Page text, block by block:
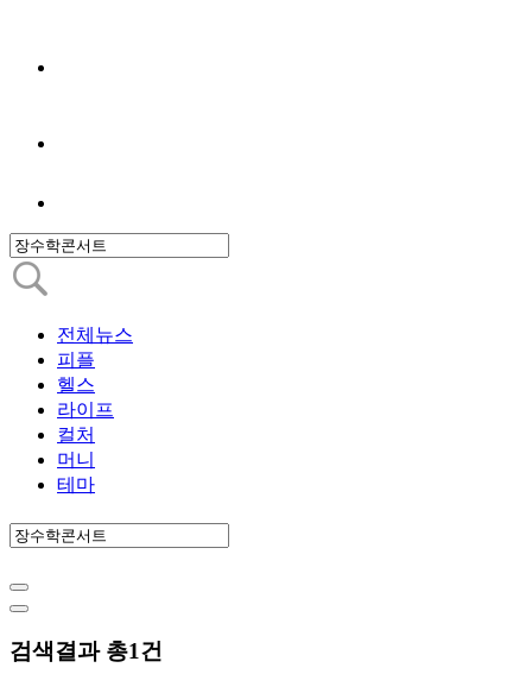
전체뉴스
피플
헬스
라이프
컬처
머니
테마
검색결과 총1건